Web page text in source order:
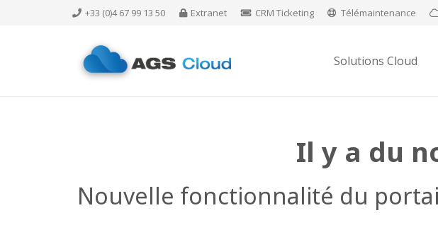
+33 (0)4 67 99 13 50 Extranet CRM Ticketing Télémaintenance
Solutions Cloud
Il y a du
Nouvelle fonctionnalité du